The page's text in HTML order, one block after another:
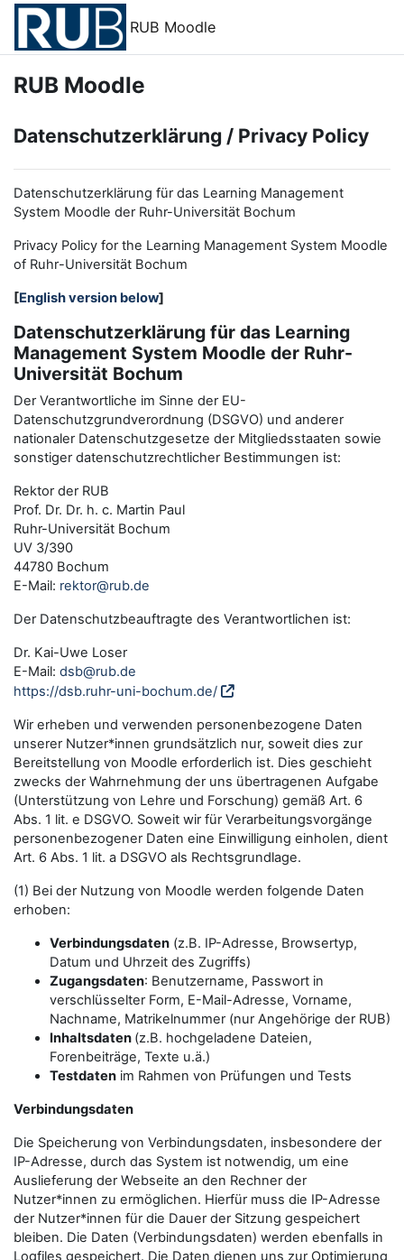
Zum Hauptinhalt
RUB Moodle
RUB Moodle
Datenschutzerklärung / Privacy Policy
Datenschutzerklärung für das Learning Management
System Moodle der Ruhr-Universität Bochum
Privacy Policy for the Learning Management System Moodle
of Ruhr-Universität Bochum
[English version below]
Datenschutzerklärung für das Learning
Management System Moodle der Ruhr-
Universität Bochum
Der Verantwortliche im Sinne der EU-
Datenschutzgrundverordnung (DSGVO) und anderer
nationaler Datenschutzgesetze der Mitgliedsstaaten sowie
sonstiger datenschutzrechtlicher Bestimmungen ist:
Rektor der RUB
Prof. Dr. Dr. h. c. Martin Paul
Ruhr-Universität Bochum
UV 3/390
44780 Bochum
E-Mail: rektor@rub.de
Der Datenschutzbeauftragte des Verantwortlichen ist:
Dr. Kai-Uwe Loser
E-Mail: dsb@rub.de
https://dsb.ruhr-uni-bochum.de/
Wir erheben und verwenden personenbezogene Daten
unserer Nutzer*innen grundsätzlich nur, soweit dies zur
Bereitstellung von Moodle erforderlich ist. Dies geschieht
zwecks der Wahrnehmung der uns übertragenen Aufgabe
(Unterstützung von Lehre und Forschung) gemäß Art. 6
Abs. 1 lit. e DSGVO. Soweit wir für Verarbeitungsvorgänge
personenbezogener Daten eine Einwilligung einholen, dient
Art. 6 Abs. 1 lit. a DSGVO als Rechtsgrundlage.
(1) Bei der Nutzung von Moodle werden folgende Daten
erhoben:
Verbindungsdaten (z.B. IP-Adresse, Browsertyp,
Datum und Uhrzeit des Zugriffs)
Zugangsdaten: Benutzername, Passwort in
verschlüsselter Form, E-Mail-Adresse, Vorname,
Nachname, Matrikelnummer (nur Angehörige der RUB)
Inhaltsdaten (z.B. hochgeladene Dateien,
Forenbeiträge, Texte u.ä.)
Testdaten im Rahmen von Prüfungen und Tests
Verbindungsdaten
Die Speicherung von Verbindungsdaten, insbesondere der
IP-Adresse, durch das System ist notwendig, um eine
Auslieferung der Webseite an den Rechner der
Nutzer*innen zu ermöglichen. Hierfür muss die IP-Adresse
der Nutzer*innen für die Dauer der Sitzung gespeichert
bleiben. Die Daten (Verbindungsdaten) werden ebenfalls in
Logfiles gespeichert. Die Daten dienen uns zur Optimierung